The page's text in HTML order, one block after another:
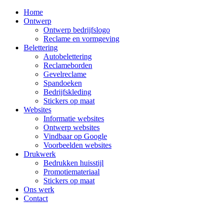
Home
Ontwerp
Ontwerp bedrijfslogo
Reclame en vormgeving
Belettering
Autobelettering
Reclameborden
Gevelreclame
Spandoeken
Bedrijfskleding
Stickers op maat
Websites
Informatie websites
Ontwerp websites
Vindbaar op Google
Voorbeelden websites
Drukwerk
Bedrukken huisstijl
Promotiemateriaal
Stickers op maat
Ons werk
Contact